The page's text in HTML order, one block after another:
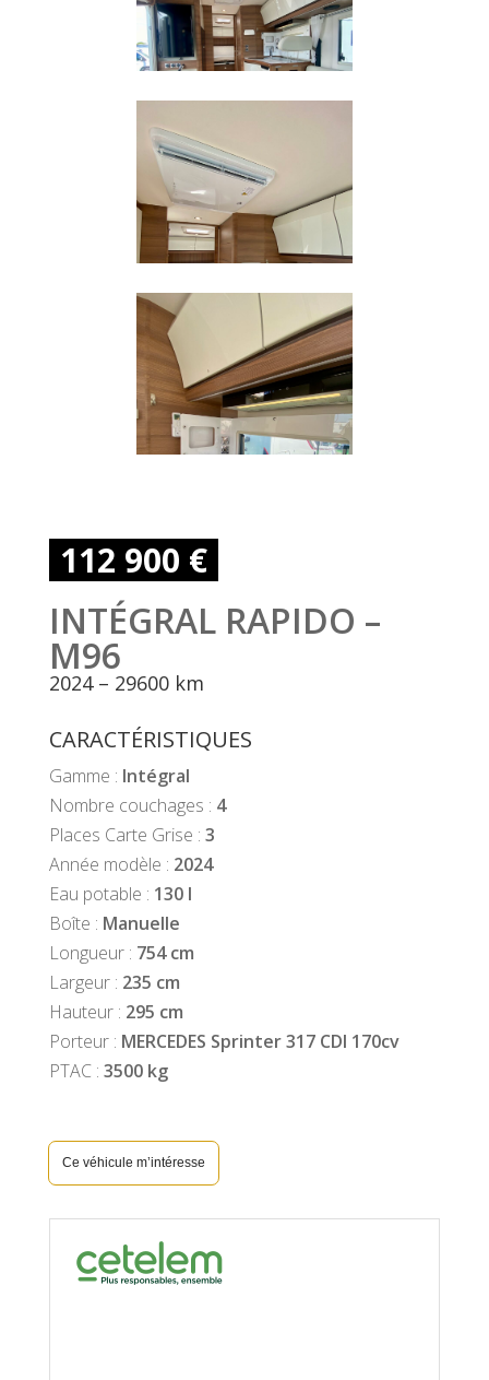
112 900 €
INTÉGRAL RAPIDO –
M96
2024 – 29600 km
CARACTÉRISTIQUES
Gamme : Intégral
Nombre couchages : 4
Places Carte Grise : 3
Année modèle : 2024
Eau potable : 130 l
Boîte : Manuelle
Longueur : 754 cm
Largeur : 235 cm
Hauteur : 295 cm
Porteur : MERCEDES Sprinter 317 CDI 170cv
PTAC : 3500 kg
Ce véhicule m’intéresse